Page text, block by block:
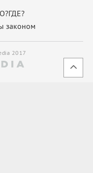
законом
2017